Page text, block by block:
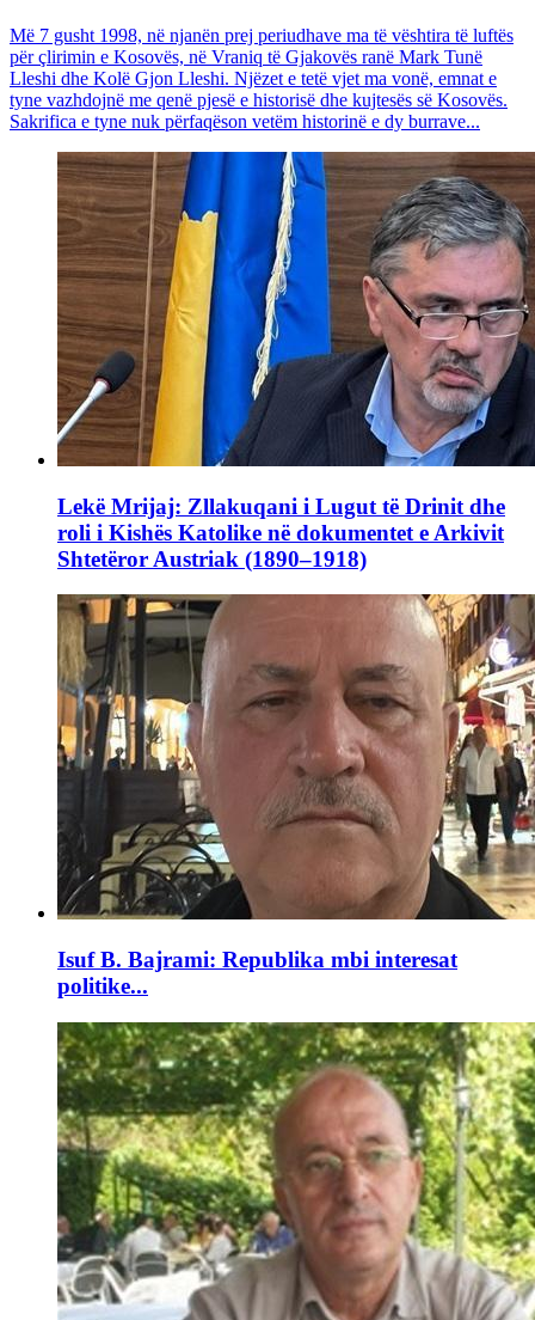
Më 7 gusht 1998, në njanën prej periudhave ma të vështira të luftës
për çlirimin e Kosovës, në Vraniq të Gjakovës ranë Mark Tunë
Lleshi dhe Kolë Gjon Lleshi. Njëzet e tetë vjet ma vonë, emnat e
tyne vazhdojnë me qenë pjesë e historisë dhe kujtesës së Kosovës.
Sakrifica e tyne nuk përfaqëson vetëm historinë e dy burrave...
Lekë Mrijaj: Zllakuqani i Lugut të Drinit dhe
roli i Kishës Katolike në dokumentet e Arkivit
Shtetëror Austriak (1890–1918)
Isuf B. Bajrami: Republika mbi interesat
politike...